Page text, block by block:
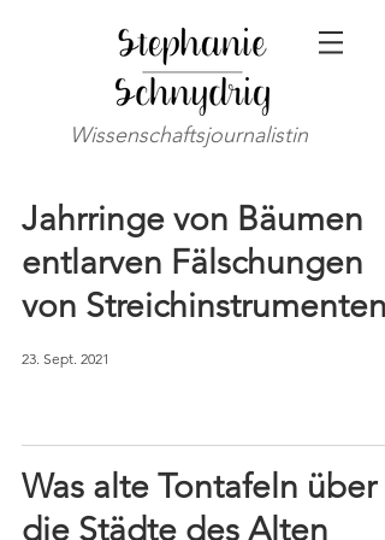
Wissenschaftsjournalistin
Jahrringe von Bäumen
entlarven Fälschungen
von Streichinstrumenten
23. Sept. 2021
Was alte Tontafeln über
die Städte des Alten